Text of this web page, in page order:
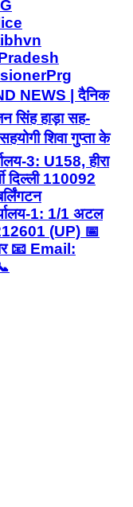
NEWS | दैनिक
सिंह हाड़ा सह-
शिवा गुप्ता के
3: U158, हीरा
दिल्ली 110092
1: 1/1 अटल
(UP) 📅
📧 Email: